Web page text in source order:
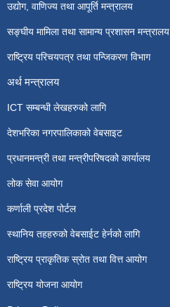
उद्योग, वाणिज्य तथा आपूर्ति मन्त्रालय
सङ्घीय मामिला तथा सामान्य प्रशासन मन्त्रालय
राष्ट्रिय परिचयपत्र तथा पन्जिकरण विभाग
अर्थ मन्त्रालय
ICT सम्बन्धी लेखहरुको लागि
देशभरिका नगरपालिकाको वेबसाइट
प्रधानमन्त्री तथा मन्त्रीपरिषदको कार्यालय
लोक सेवा आयोग
कर्णाली प्रदेश पोर्टल
स्थानिय तहहरुको वेबसाईट हेर्नको लागि
राष्ट्रिय प्राकृतिक स्रोत तथा वित्त आयोग
राष्ट्रिय योजना आयोग